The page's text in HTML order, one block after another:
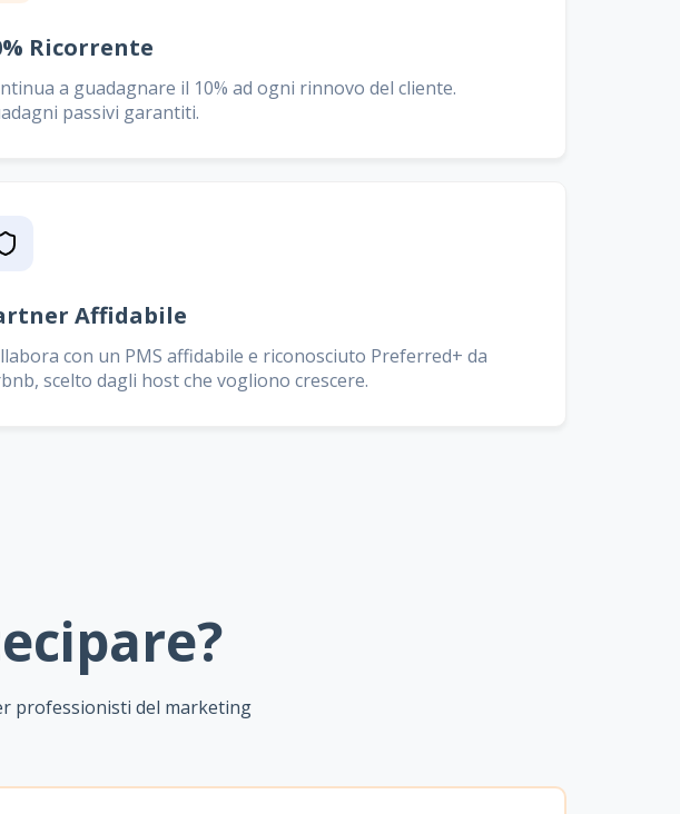
Ricorrente
a guadagnare il 10% ad ogni rinnovo del cliente.
passivi garantiti.
Affidabile
con un PMS affidabile e riconosciuto Preferred+ da
scelto dagli host che vogliono crescere.
professionisti del marketing